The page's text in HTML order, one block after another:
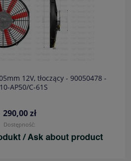
12V, tłoczący - 90050478 -
AP50/C-61S
290,00 zł
Dostępność: